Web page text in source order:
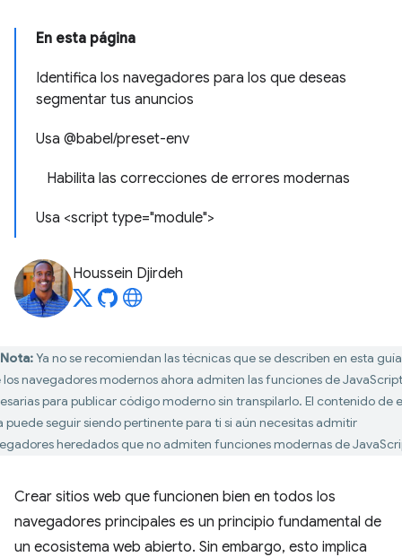
En esta página
Identifica los navegadores para los que deseas
segmentar tus anuncios
Usa @babel/preset-env
Habilita las correcciones de errores modernas
Usa <script type="module">
Houssein Djirdeh
Nota:Ya no se recomiendan las técnicas que se describen en esta
los navegadores modernos ahora admiten las funciones de JavaScript
para publicar código moderno sin transpilarlo. El contenido de
puede seguir siendo pertinente para ti si aún necesitas admitir
heredados que no admiten funciones modernas de
Crear sitios web que funcionen bien en todos los
navegadores principales es un principio fundamental de
un ecosistema web abierto. Sin embargo, esto implica